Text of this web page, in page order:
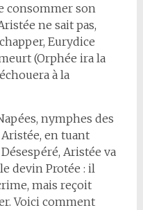
consommer son
ne sait pas,
Eurydice
(Orphée ira la
à la
nymphes des
en tuant
Aristée va
devin Protée : il
mais reçoit
Voici comment